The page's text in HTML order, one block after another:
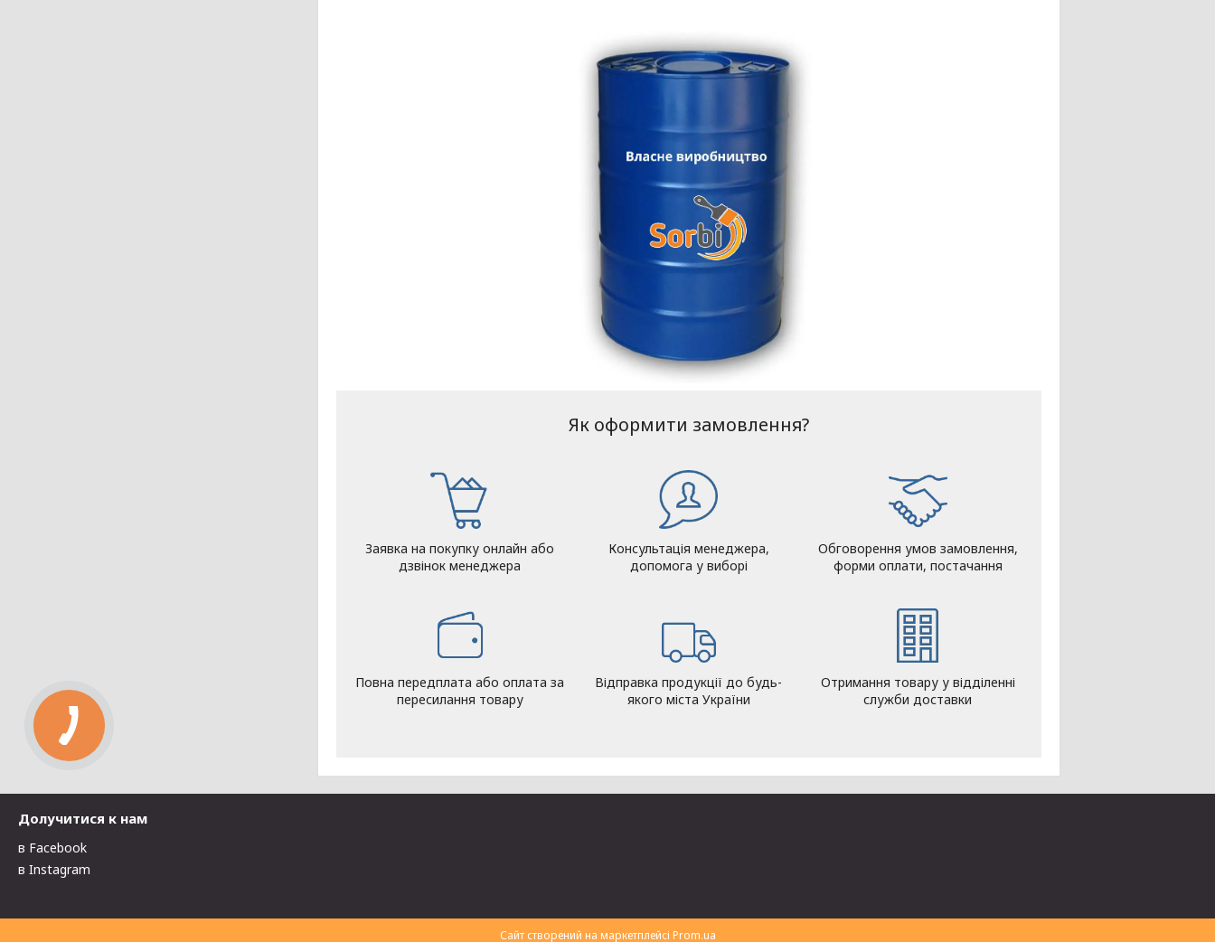
Як оформити замовлення?
Заявка на покупку онлайн або
дзвінок менеджера
Консультація менеджера,
допомога у виборі
Обговорення умов замовлення,
форми оплати, постачання
Повна передплата або оплата за
пересилання товару
Відправка продукції до будь-
якого міста України
Отримання товару у відділенні
служби доставки
Долучитися к нам
в Facebook
в Instagram
Сайт створений на маркетплейсі Prom.ua